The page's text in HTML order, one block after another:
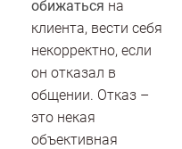
обижаться на
клиента, вести себя
некорректно, если
он отказал в
общении. Отказ –
это некая
объективная